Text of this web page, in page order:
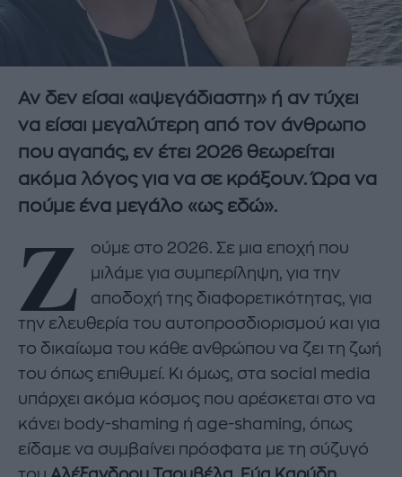
Αν δεν είσαι «αψεγάδιαστη» ή αν τύχει
να είσαι μεγαλύτερη από τον άνθρωπο
που αγαπάς, εν έτει 2026 θεωρείται
ακόμα λόγος για να σε κράξουν. Ώρα να
πούμε ένα μεγάλο «ως εδώ».
Ζ
ούμε στο 2026. Σε μια εποχή που
μιλάμε για συμπερίληψη, για την
αποδοχή της διαφορετικότητας, για
την ελευθερία του αυτοπροσδιορισμού και για
το δικαίωμα του κάθε ανθρώπου να ζει τη ζωή
του όπως επιθυμεί. Κι όμως, στα social media
υπάρχει ακόμα κόσμος που αρέσκεται στο να
κάνει body-shaming ή age-shaming, όπως
είδαμε να συμβαίνει πρόσφατα με τη σύζυγό